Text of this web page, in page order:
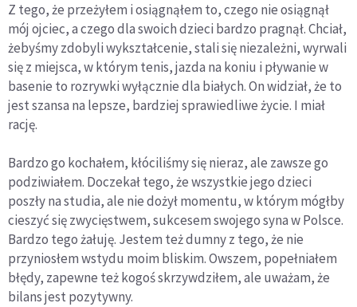
Z tego, że przeżyłem i osiągnąłem to, czego nie osiągnął
mój ojciec, a czego dla swoich dzieci bardzo pragnął. Chciał,
żebyśmy zdobyli wykształcenie, stali się niezależni, wyrwali
się z miejsca, w którym tenis, jazda na koniu i pływanie w
basenie to rozrywki wyłącznie dla białych. On widział, że to
jest szansa na lepsze, bardziej sprawiedliwe życie. I miał
rację.
Bardzo go kochałem, kłóciliśmy się nieraz, ale zawsze go
podziwiałem. Doczekał tego, że wszystkie jego dzieci
poszły na studia, ale nie dożył momentu, w którym mógłby
cieszyć się zwycięstwem, sukcesem swojego syna w Polsce.
Bardzo tego żałuję. Jestem też dumny z tego, że nie
przyniosłem wstydu moim bliskim. Owszem, popełniałem
błędy, zapewne też kogoś skrzywdziłem, ale uważam, że
bilans jest pozytywny.